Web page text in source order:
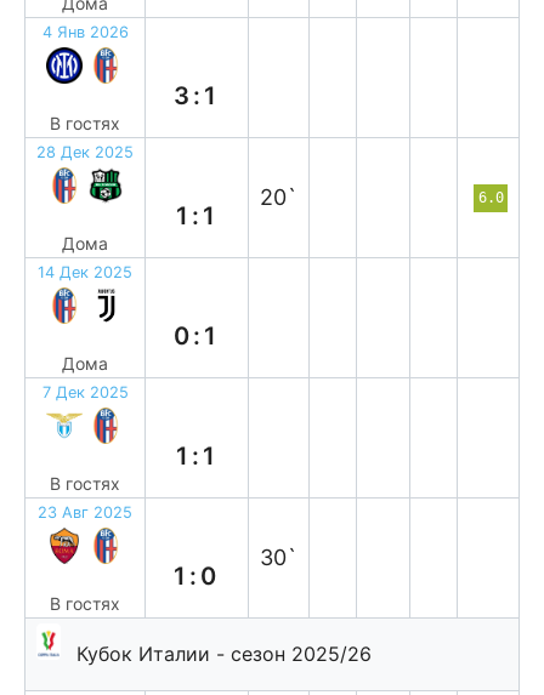
4 Янв 2026
В гостях
3:1
28 Дек 2025
Дома
1:1
20` 6.0
14 Дек 2025
Дома
0:1
7 Дек 2025
В гостях
1:1
23 Авг 2025
В гостях
1:0
30`
Кубок Италии - сезон 2025/26